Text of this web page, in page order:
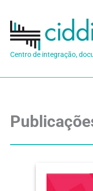
para
conteúdo
Centro de integração,